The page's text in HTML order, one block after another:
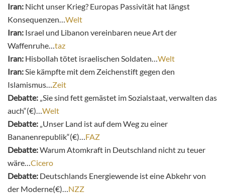
Iran: Nicht unser Krieg? Europas Passivität hat längst
Konsequenzen… Welt
Iran: Israel und Libanon vereinbaren neue Art der
Waffenruhe… taz
Iran: Hisbollah tötet israelischen Soldaten… Welt
Iran: Sie kämpfte mit dem Zeichenstift gegen den
Islamismus… Zeit
Debatte: „Sie sind fett gemästet im Sozialstaat, verwalten das
auch“(€)… Welt
Debatte: „Unser Land ist auf dem Weg zu einer
Bananenrepublik“(€)… FAZ
Debatte:Warum Atomkraft in Deutschland nicht zu teuer
wäre… Cicero
Debatte: Deutschlands Energiewende ist eine Abkehr von
der Moderne(€)… NZZ